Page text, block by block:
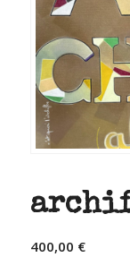
400,00 €